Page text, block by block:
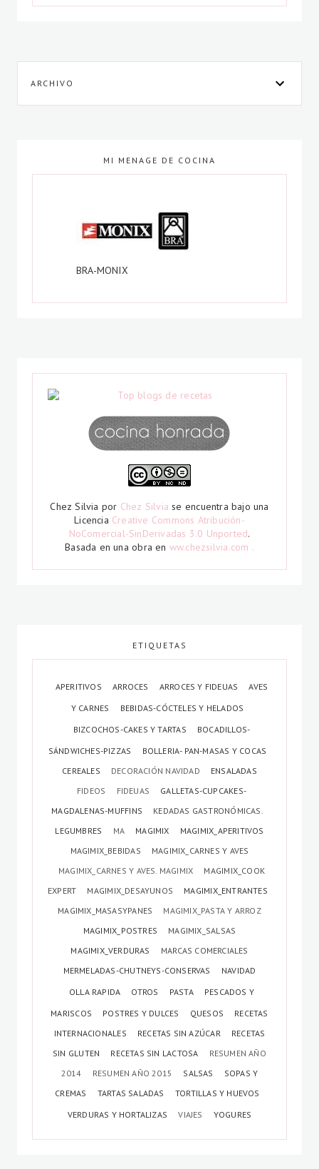
ARCHIVO
MI MENAGE DE COCINA
BRA-MONIX
Chez Silvia por Chez Silvia se encuentra bajo una
Licencia Creative Commons Atribución-
NoComercial-SinDerivadas 3.0 Unported.
Basada en una obra en ww.chezsilvia.com .
ETIQUETAS
APERITIVOS ARROCES ARROCES Y FIDEUAS
AVES
Y CARNES
BEBIDAS-CÓCTELES Y HELADOS
BIZCOCHOS-CAKES Y TARTAS
BOCADILLOS-
SÁNDWICHES-PIZZAS
BOLLERIA- PAN-MASAS Y COCAS
CEREALES
DECORACIÓN NAVIDAD
ENSALADAS
FIDEOS
FIDEUAS
GALLETAS-CUPCAKES-
MAGDALENAS-MUFFINS
KEDADAS GASTRONÓMICAS.
LEGUMBRES
MA MAGIMIX
MAGIMIX_APERITIVOS
MAGIMIX_BEBIDAS
MAGIMIX_CARNES Y AVES
MAGIMIX_CARNES Y AVES. MAGIMIX
MAGIMIX_COOK
EXPERT
MAGIMIX_DESAYUNOS
MAGIMIX_ENTRANTES
MAGIMIX_MASASYPANES
MAGIMIX_PASTA Y ARROZ
MAGIMIX_POSTRES
MAGIMIX_SALSAS
MAGIMIX_VERDURAS
MARCAS COMERCIALES
MERMELADAS-CHUTNEYS-CONSERVAS
NAVIDAD
OLLA RAPIDA
OTROS PASTA
PESCADOS Y
MARISCOS
POSTRES Y DULCES QUESOS
RECETAS
INTERNACIONALES
RECETAS SIN AZÚCAR
RECETAS
SIN GLUTEN
RECETAS SIN LACTOSA
RESUMEN AÑO
2014
RESUMEN AÑO 2015 SALSAS
SOPAS Y
CREMAS
TARTAS SALADAS
TORTILLAS Y HUEVOS
VERDURAS Y HORTALIZAS
VIAJES YOGURES